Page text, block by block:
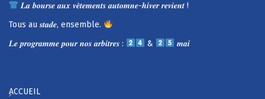
𝑳𝒂 𝒃𝒐𝒖𝒓𝒔𝒆 𝒂𝒖𝒙 𝒗𝒆̂𝒕𝒆𝒎𝒆𝒏𝒕𝒔 𝒂𝒖𝒕𝒐𝒎𝒏𝒆-𝒉𝒊𝒗𝒆𝒓 𝒓𝒆𝒗𝒊𝒆𝒏𝒕 !
Tous au 𝒔𝒕𝒂𝒅𝒆, ensemble.
𝑳𝒆 𝒑𝒓𝒐𝒈𝒓𝒂𝒎𝒎𝒆 𝒑𝒐𝒖𝒓 𝒏𝒐𝒔 𝒂𝒓𝒃𝒊𝒕𝒓𝒆𝒔 :
& 𝒎𝒂𝒊
ACCUEIL